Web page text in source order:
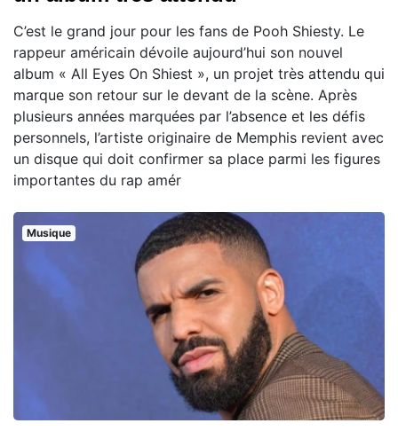
C’est le grand jour pour les fans de Pooh Shiesty. Le
rappeur américain dévoile aujourd’hui son nouvel
album « All Eyes On Shiest », un projet très attendu qui
marque son retour sur le devant de la scène. Après
plusieurs années marquées par l’absence et les défis
personnels, l’artiste originaire de Memphis revient avec
un disque qui doit confirmer sa place parmi les figures
importantes du rap amér
Musique